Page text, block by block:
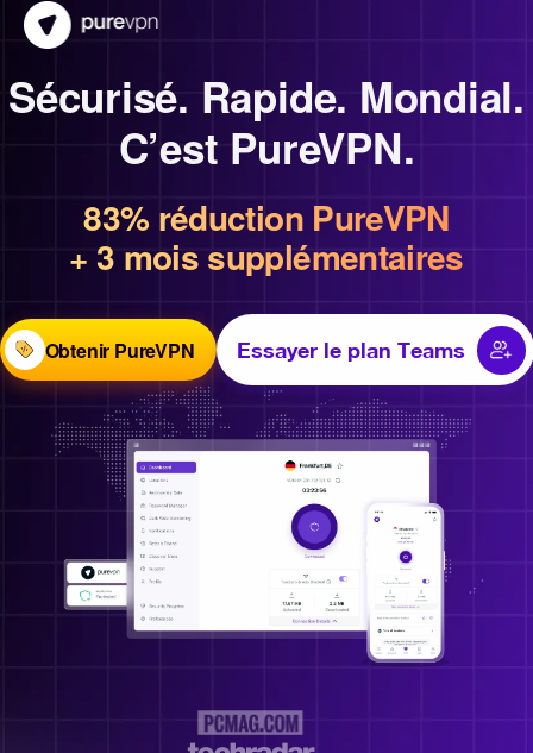
Sécurisé. Rapide. Mondial.
C’est PureVPN.
83% réduction PureVPN
+ 3 mois supplémentaires
Obtenir PureVPN Essayer le plan Teams